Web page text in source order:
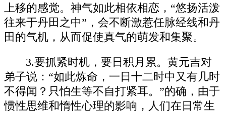
上移的感觉。神气如此相依相恋，“悠扬活泼
往来于丹田之中”，会不断激惹任脉经线和丹
田的气机，从而促使真气的萌发和集聚。
3.要抓紧时机，要日积月累。黄元吉对
弟子说：“如此炼命，一日十二时中又有几时
不得闻？只怕生等不自打紧耳。”的确，由于
惯性思维和惰性心理的影响，人们在日常生